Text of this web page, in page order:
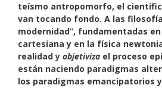
teísmo antropomorfo, el
van tocando fondo. A las
modernidad”, fundamentadas
cartesiana y en la física
realidad y objetiviza el proceso
están naciendo paradigmas
los paradigmas emancipatorios